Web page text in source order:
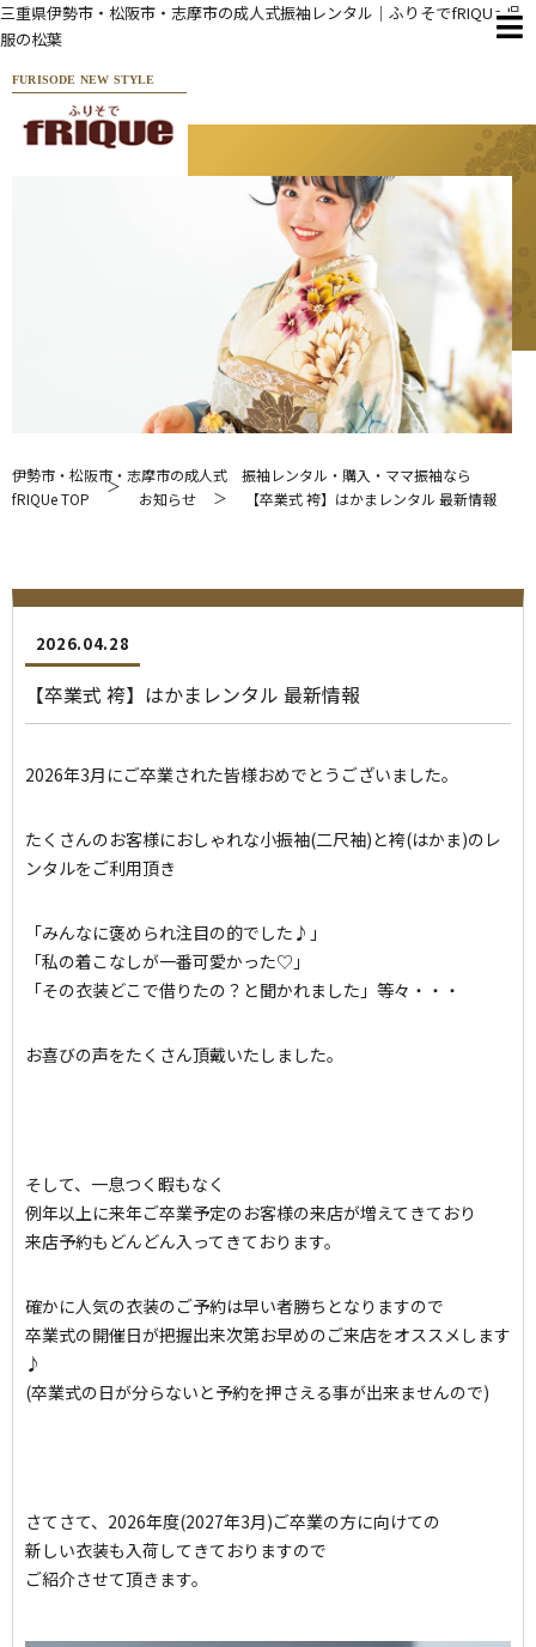
三重県伊勢市・松阪市・志摩市の成人式振袖レンタル｜ふりそでfRIQUe 呉
服の松葉
FURISODE NEW STYLE
伊勢市・松阪市・志摩市の成人式 振袖レンタル・購入・ママ振袖なら
fRIQUe TOP
お知らせ 【卒業式 袴】はかまレンタル 最新情報
2026.04.28
【卒業式 袴】はかまレンタル 最新情報
2026年3月にご卒業された皆様おめでとうございました。
たくさんのお客様におしゃれな小振袖(二尺袖)と袴(はかま)のレ
ンタルをご利用頂き
「みんなに褒められ注目の的でした♪」
「私の着こなしが一番可愛かった♡」
「その衣装どこで借りたの？と聞かれました」等々・・・
お喜びの声をたくさん頂戴いたしました。
そして、一息つく暇もなく
例年以上に来年ご卒業予定のお客様の来店が増えてきており
来店予約もどんどん入ってきております。
確かに人気の衣装のご予約は早い者勝ちとなりますので
卒業式の開催日が把握出来次第お早めのご来店をオススメします
♪
(卒業式の日が分らないと予約を押さえる事が出来ませんので)
さてさて、2026年度(2027年3月)ご卒業の方に向けての
新しい衣装も入荷してきておりますので
ご紹介させて頂きます。